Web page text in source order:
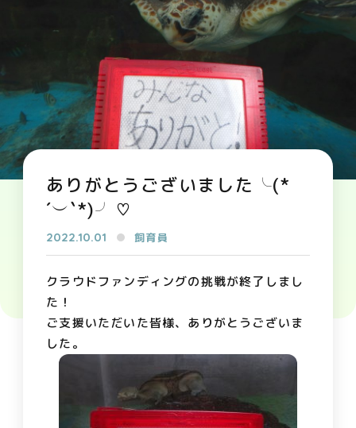
ありがとうございました╰(*
´︶`*)╯♡
2022.10.01 飼育員
クラウドファンディングの挑戦が終了しまし
た！
ご支援いただいた皆様、ありがとうございま
した。